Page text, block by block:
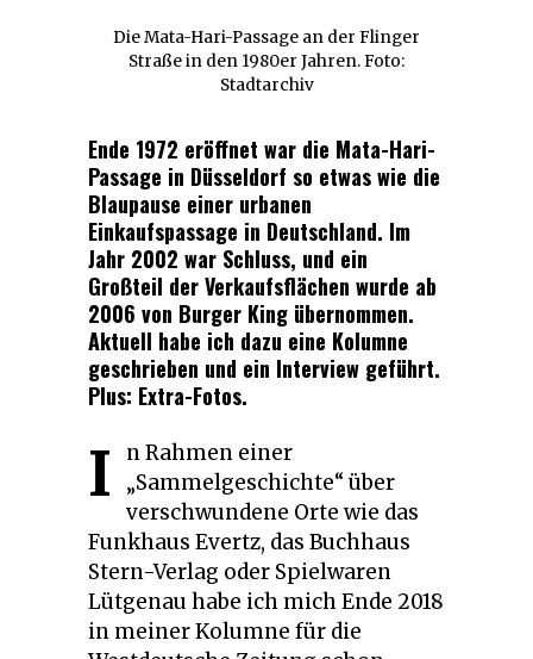
Die Mata-Hari-Passage an der Flinger
Straße in den 1980er Jahren. Foto:
Stadtarchiv
Ende 1972 eröffnet war die Mata-Hari-
Passage in Düsseldorf so etwas wie die
Blaupause einer urbanen
Einkaufspassage in Deutschland. Im
Jahr 2002 war Schluss, und ein
Großteil der Verkaufsflächen wurde ab
2006 von Burger King übernommen.
Aktuell habe ich dazu eine Kolumne
geschrieben und ein Interview geführt.
Plus: Extra-Fotos.
I
n Rahmen einer
„Sammelgeschichte“ über
verschwundene Orte wie das
Funkhaus Evertz, das Buchhaus
Stern-Verlag oder Spielwaren
Lütgenau habe ich mich Ende 2018
in meiner Kolumne für die